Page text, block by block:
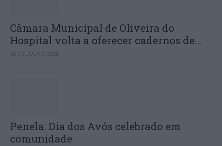
Câmara Municipal de Oliveira do
Hospital volta a oferecer cadernos de...
30 DE JULHO, 2026
Penela: Dia dos Avós celebrado em
comunidade